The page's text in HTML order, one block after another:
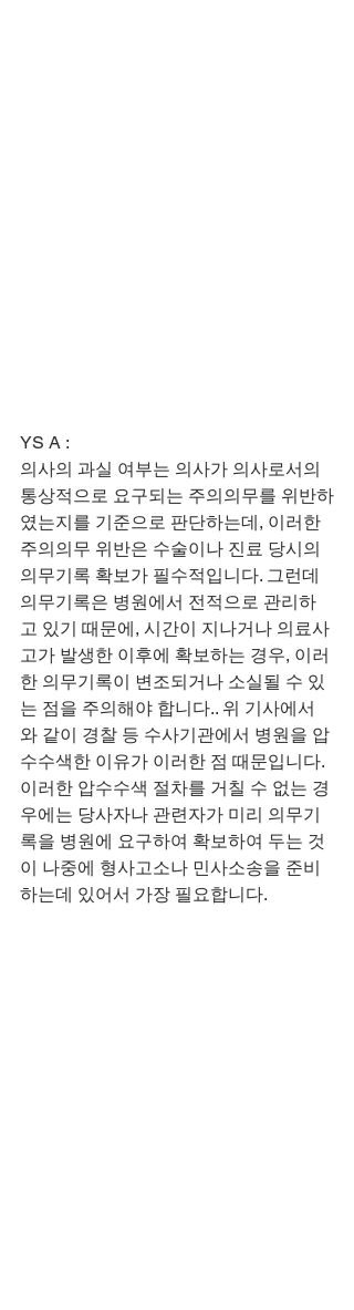
​​YS A :
​의사의 과실 여부는 의사가 의사로서의
통상적으로 요구되는 주의의무를 위반하
였는지를 기준으로 판단하는데, 이러한
주의의무 위반은 수술이나 진료 당시의
의무기록 확보가 필수적입니다. 그런데
의무기록은 병원에서 전적으로 관리하
고 있기 때문에, 시간이 지나거나 의료사
고가 발생한 이후에 확보하는 경우, 이러
한 의무기록이 변조되거나 소실될 수 있
는 점을 주의해야 합니다.. 위 기사에서
와 같이 경찰 등 수사기관에서 병원을 압
수수색한 이유가 이러한 점 때문입니다.
이러한 압수수색 절차를 거칠 수 없는 경
우에는 당사자나 관련자가 미리 의무기
록을 병원에 요구하여 확보하여 두는 것
이 나중에 형사고소나 민사소송을 준비
하는데 있어서 가장 필요합니다.